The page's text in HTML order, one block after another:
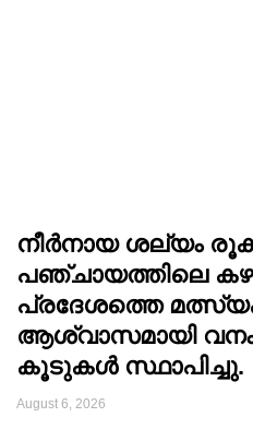
നീർനായ ശല്യം
പഞ്ചായത്തിലെ
പ്രദേശത്തെ
ആശ്വാസമായി
കൂടുകൾ സ്ഥാപിച്ചു.
August 6, 2026